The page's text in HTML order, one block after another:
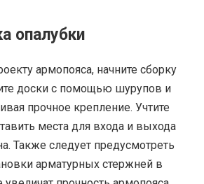
опалубки
армопояса, начните сборку
доски с помощью шурупов и
прочное крепление. Учтите
места для входа и выхода
Также следует предусмотреть
арматурных стержней в